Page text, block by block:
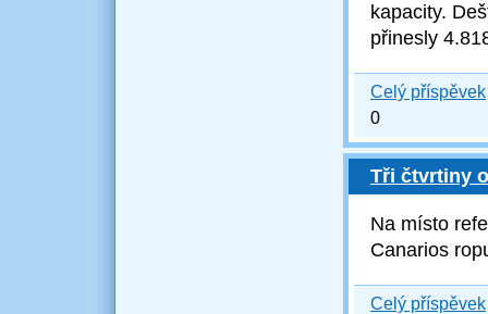
kapacity. D
přinesly
Celý příspěvek
0
Tři čtvrtiny
Na místo
Canarios
Celý příspěvek